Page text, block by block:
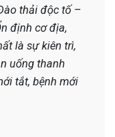
thải độc tố –
định cơ địa,
là sự kiên trì,
uống thanh
tắt, bệnh mới